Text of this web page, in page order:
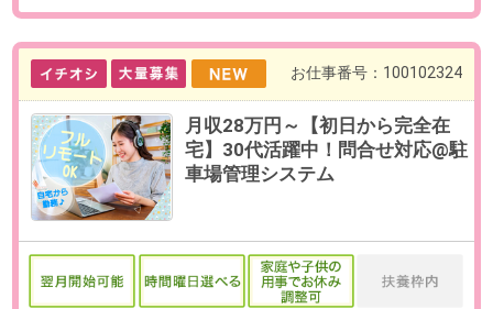
必要経験
【必須】損害保険会社での就業経
験
力）
【歓迎】Excelでのフォーマット作
成・関数設定